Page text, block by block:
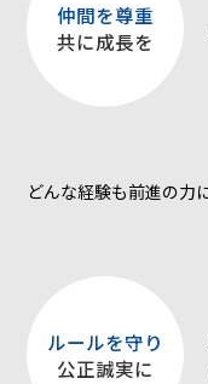
仲間を尊重
共に成長を
どんな経験も前進の力
ルールを守り
公正誠実に